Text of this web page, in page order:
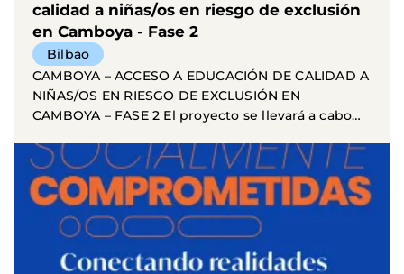
calidad a niñas/os en riesgo de exclusión
en Camboya - Fase 2
Bilbao
CAMBOYA – ACCESO A EDUCACIÓN DE CALIDAD A
NIÑAS/OS EN RIESGO DE EXCLUSIÓN EN
CAMBOYA – FASE 2 El proyecto se llevará a cabo